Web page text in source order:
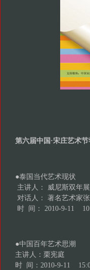
第六届中国·宋庄艺术
●泰国当代艺术现状
主讲人： 威尼斯双年
对话人： 著名艺术家
时 间： 2010-9-11
●中国百年艺术思潮
主讲人：栗宪庭
时 间：2010-9-11